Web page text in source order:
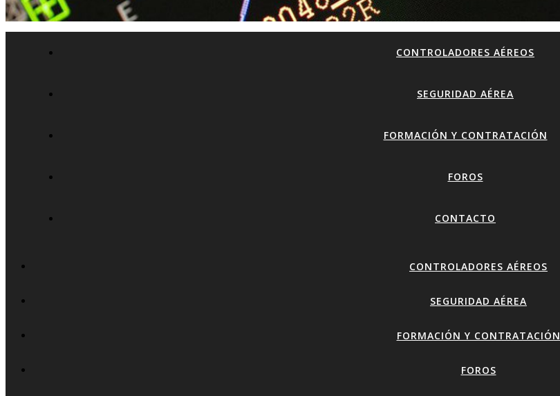
CONTROLADORES AÉREOS
SEGURIDAD AÉREA
FORMACIÓN Y CONTRATACIÓN
FOROS
CONTACTO
CONTROLADORES AÉREOS
SEGURIDAD AÉREA
FORMACIÓN Y CONTRATACIÓN
FOROS